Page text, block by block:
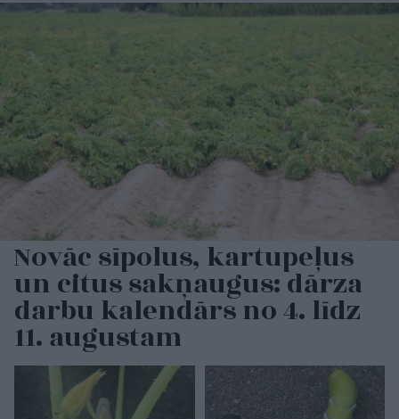
Novāc sīpolus, kartupeļus
un citus sakņaugus: dārza
darbu kalendārs no 4. līdz
11. augustam